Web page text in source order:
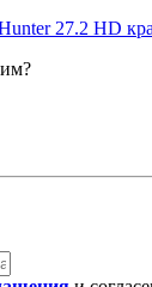
27.2 HD